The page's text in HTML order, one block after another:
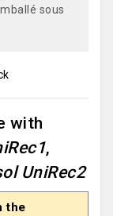
sous
with
,
UniRec2
the